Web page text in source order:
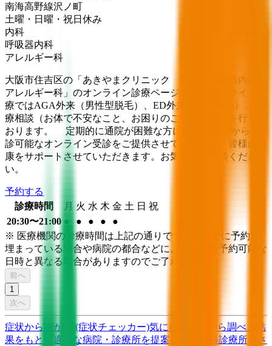
南海高野線沢ノ町
土曜・日曜・祝日 休み
内科
呼吸器内科
アレルギー科
大阪市住吉区の「あきやまクリニック 内科・呼吸器内科・
アレルギー科」のオンライン診療ページです。オンライン診
療ではAGA外来（男性型脱毛）、ED外来（勃起不全）、医
療相談（お体で不安なこと、お困りのことの相談）を行って
おります。 定期的に通院が困難な方に職場や自宅から受
診可能なオンライン受診をご提供させていただき、皆様の健
康をサポートさせていただきます。お気軽にご相談くださ
い。
予約する
診療時間
月 火 水 木 金 土 日 祝
20:30〜21:00 ● ● ● ●
●
※ 医療機関の診療時間は上記の通りですが、すでに予約が
埋まっている場合や病院の都合などにより実際に予約可能な
日時と異なる場合がありますのでご了承ください
前へ
1
次へ
症状からさがす (症状チェッカー)気になる症状から調べ、結
果をもとに適切な病院・診療所を提案します
歯科診療所をさ